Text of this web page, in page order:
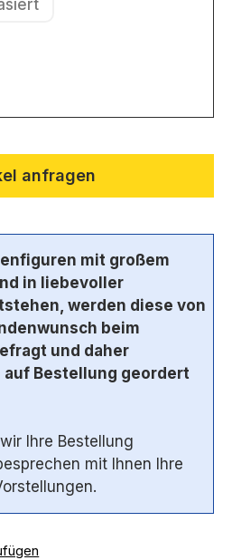
ist zurzeit nicht verfügbar.)
zurzeit nicht verfügbar.)
anfragen
mit großem
in liebevoller
werden diese von
beim
und daher
Bestellung geordert
Ihre Bestellung
mit Ihnen Ihre